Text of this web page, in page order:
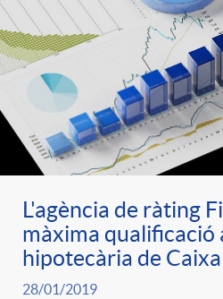
L'agència de ràting
màxima qualificació
hipotecària de
28/01/2019